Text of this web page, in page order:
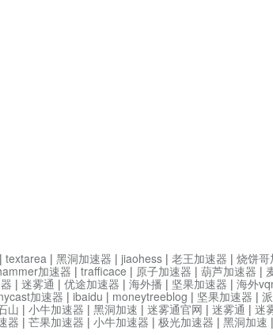
| textarea | 黑洞加速器 | jiaohess | 老王加速器 | 烧饼哥
加速器 | trafficace | 原子加速器 | 葫芦加速器 |
| 迷雾通 | 优途加速器 | 海外播 | 坚果加速器 | 海外
加速器 | ibaidu | moneytreeblog | 坚果加速器 |
山 | 小牛加速器 | 黑洞加速 | 迷雾通官网 | 迷雾通 | 迷
器 | 芒果加速器 | 小牛加速器 | 极光加速器 | 黑洞加速 |